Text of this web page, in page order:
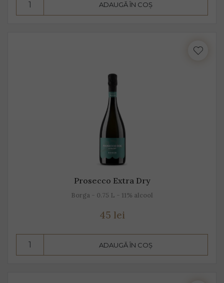
ADAUGĂ ÎN COȘ
Prosecco Extra Dry
Borga - 0.75 L - 11% alcool
45 lei
ADAUGĂ ÎN COȘ